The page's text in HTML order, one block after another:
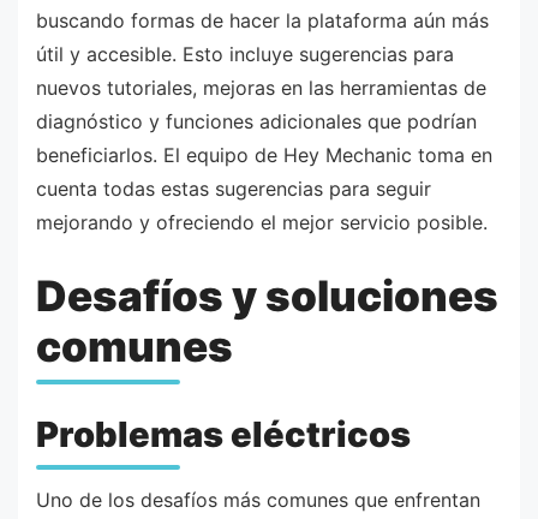
buscando formas de hacer la plataforma aún más
útil y accesible. Esto incluye sugerencias para
nuevos tutoriales, mejoras en las herramientas de
diagnóstico y funciones adicionales que podrían
beneficiarlos. El equipo de Hey Mechanic toma en
cuenta todas estas sugerencias para seguir
mejorando y ofreciendo el mejor servicio posible.
Desafíos y soluciones
comunes
Problemas eléctricos
Uno de los desafíos más comunes que enfrentan